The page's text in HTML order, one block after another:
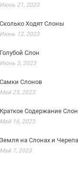
Июнь 21, 2023
Сколько Ходят Слоны
Июнь 12, 2023
Голубой Слон
Июнь 3, 2023
Самки Слонов
Май 25, 2023
Краткое Содержание Слон
Май 16, 2023
Земля на Слонах и
Май 7, 2023